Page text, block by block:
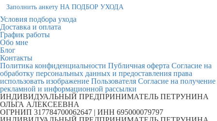
Заполнить анкету НА ПОДБОР УХОДА
Условия подбора ухода
Доставка и оплата
График работы
Обо мне
Блог
Контакты
Политика конфиденциальности Публичная оферта Согласие на
обработку персональных данных и предоставления права
использовать изображение Пользователя Согласие на получение
рекламной и информационной рассылки
ИНДИВИДУАЛЬНЫЙ ПРЕДПРИНИМАТЕЛЬ ПЕТРУНИНА
ОЛЬГА АЛЕКСЕЕВНА
ОГРНИП 317784700062647 | ИНН 695000079797